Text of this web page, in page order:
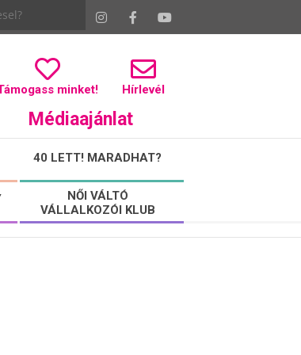
minket! Hírlevél
Médiaajánlat
40 LETT! MARADHAT?
NŐI VÁLTÓ
VÁLLALKOZÓI KLUB